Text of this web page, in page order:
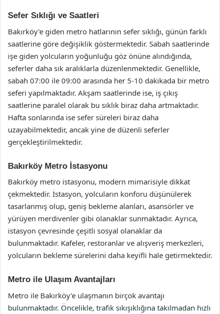
Sefer Sıklığı ve Saatleri
Bakırköy’e giden metro hatlarının sefer sıklığı, günün farklı
saatlerine göre değişiklik göstermektedir. Sabah saatlerinde
işe giden yolcuların yoğunluğu göz önüne alındığında,
seferler daha sık aralıklarla düzenlenmektedir. Genellikle,
sabah 07:00 ile 09:00 arasında her 5-10 dakikada bir metro
seferi yapılmaktadır. Akşam saatlerinde ise, iş çıkış
saatlerine paralel olarak bu sıklık biraz daha artmaktadır.
Hafta sonlarında ise sefer süreleri biraz daha
uzayabilmektedir, ancak yine de düzenli seferler
gerçekleştirilmektedir.
Bakırköy Metro İstasyonu
Bakırköy metro istasyonu, modern mimarisiyle dikkat
çekmektedir. İstasyon, yolcuların konforu düşünülerek
tasarlanmış olup, geniş bekleme alanları, asansörler ve
yürüyen merdivenler gibi olanaklar sunmaktadır. Ayrıca,
istasyon çevresinde çeşitli sosyal olanaklar da
bulunmaktadır. Kafeler, restoranlar ve alışveriş merkezleri,
yolcuların bekleme sürelerini daha keyifli hale getirmektedir.
Metro ile Ulaşım Avantajları
Metro ile Bakırköy’e ulaşmanın birçok avantajı
bulunmaktadır. Öncelikle, trafik sıkışıklığına takılmadan hızlı